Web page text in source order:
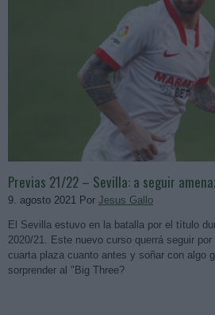
Previas 21/22 – Sevilla: a seguir
9. agosto 2021 Por Jesus Gallo
El Sevilla estuvo en la batalla por el título
2020/21. Este nuevo curso querrá seguir
cuarta plaza cuanto antes y soñar con algo
sorprender al "Big Three?